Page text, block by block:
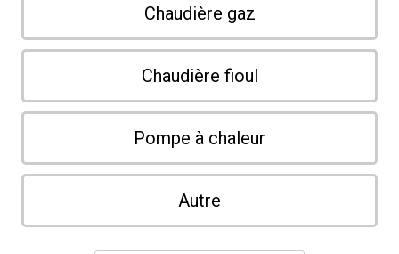
Chaudière gaz
Chaudière fioul
Pompe à chaleur
Autre